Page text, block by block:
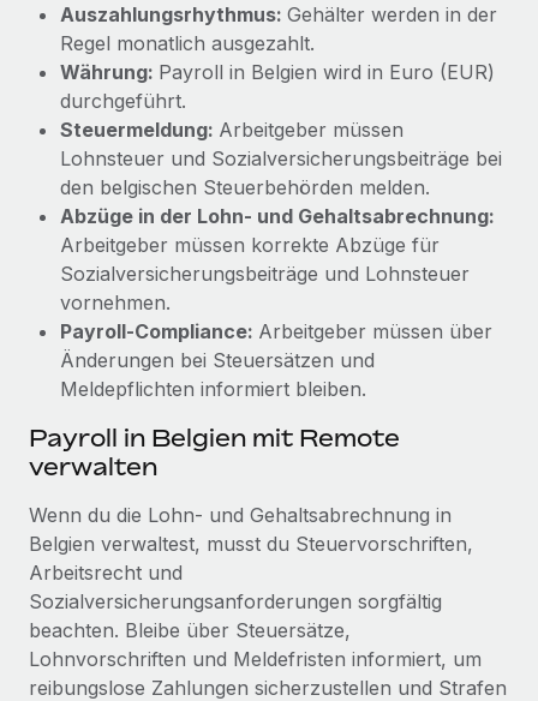
Auszahlungsrhythmus: Gehälter werden in der
Regel monatlich ausgezahlt.
Währung: Payroll in Belgien wird in Euro (EUR)
durchgeführt.
Steuermeldung: Arbeitgeber müssen
Lohnsteuer und Sozialversicherungsbeiträge bei
den belgischen Steuerbehörden melden.
Abzüge in der Lohn- und Gehaltsabrechnung:
Arbeitgeber müssen korrekte Abzüge für
Sozialversicherungsbeiträge und Lohnsteuer
vornehmen.
Payroll-Compliance: Arbeitgeber müssen über
Änderungen bei Steuersätzen und
Meldepflichten informiert bleiben.
Payroll in Belgien mit Remote
verwalten
Wenn du die Lohn- und Gehaltsabrechnung in
Belgien verwaltest, musst du Steuervorschriften,
Arbeitsrecht und
Sozialversicherungsanforderungen sorgfältig
beachten. Bleibe über Steuersätze,
Lohnvorschriften und Meldefristen informiert, um
reibungslose Zahlungen sicherzustellen und Strafen